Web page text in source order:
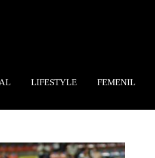
LIFESTYLE FEMENIL